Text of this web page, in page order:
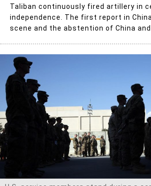
Taliban continuously fired artillery in
independence. The first report in
scene and the abstention of China and